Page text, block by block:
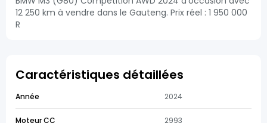
12 250 km à vendre dans le Gauteng. Prix réel : 1 950 000
R
Caractéristiques détaillées
Année 2024
Moteur CC 2993